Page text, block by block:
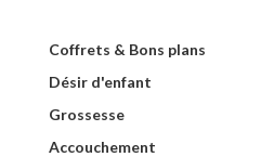
Coffrets & Bons plans
Désir d'enfant
Grossesse
Accouchement